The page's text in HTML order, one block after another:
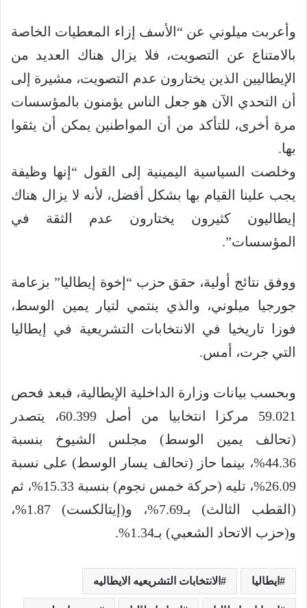
وأعربت ميلوني عن “الأسف إزاء المعطيات الخاصة
بالامتناع عن التصويت، فلا يزال هناك العديد من
الإيطاليين الذين يختارون عدم التصويت، مشيرة إلى
أن التحدي الآن هو جعل الناس يؤمنون بالمؤسسات
مرة أخرى، للتأكد من أن المواطنين يمكن أن يثقوا
بها.
وخلصت السياسية اليمينية إلى القول “إنها وظيفة
يجب علينا القيام بها بشكل أفضل، لأنه لا يزال هناك
إيطاليون كثيرون يختارون عدم الثقة في
المؤسسات”.
ووفق نتائج أولية، حقق حزب “إخوة إيطاليا” بزعامة
جورجيا ميلوني، والذي ينتمي لتيار يمين الوسط،
فوزا تاريخيا في الانتخابات التشريعية في إيطاليا
التي جرت، أمس.
وبحسب بيانات وزارة الداخلية الإيطالية، فبعد فحص
59.021 مركزا انتخابيا من أصل 60.399، يتصدر
(تحالف يمين الوسط) مجلس الشيوخ بنسبة
44.36%، بينما حاز (تحالف يسار الوسط) على نسبة
26.09%، تليه (حركة خمس نجوم) بنسبة 15.33%، ثم
(القطب الثالث) بـ7.69%، و(إيتالكست) 1.87%،
و(حزب الاتحاد الشعبي) بـ1.34%.
ايطاليا الانتخابات التشريعيه الايطاليه